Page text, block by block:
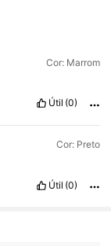
Cor: Marrom
Útil (0)
Cor: Preto
Útil (0)